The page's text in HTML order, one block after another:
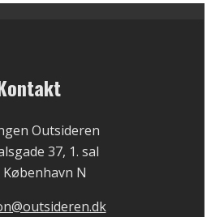
Outsideren
37, 1. sal
København N